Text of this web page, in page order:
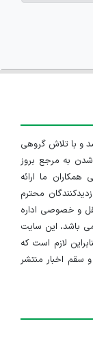
۱۳۹۱/۱/۱۰ راه اندازی شد و با تلاش گروهی
به مرجع بروز
ما ارائه
محترم
و خصوصی اداره
باشد، این سایت
لازم است که
اخبار منتشر